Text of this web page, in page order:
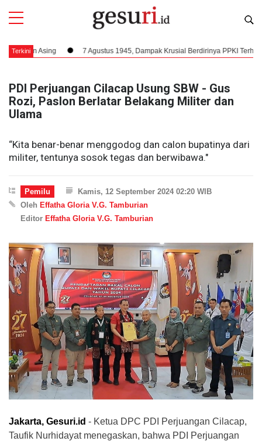
Terkini
Asing 7 Agustus 1945, Dampak Krusial Berdirinya PPKI Terhadap
PDI Perjuangan Cilacap Usung SBW - Gus
Rozi, Paslon Berlatar Belakang Militer dan
Ulama
“Kita benar-benar menggodog dan calon bupatinya dari
militer, tentunya sosok tegas dan berwibawa."
Pemilu
Kamis, 12 September 2024 02:20 WIB
Oleh Effatha Gloria V.G. Tamburian
Editor Effatha Gloria V.G. Tamburian
Jakarta, Gesuri.id - Ketua DPC PDI Perjuangan Cilacap,
Taufik Nurhidayat menegaskan, bahwa PDI Perjuangan